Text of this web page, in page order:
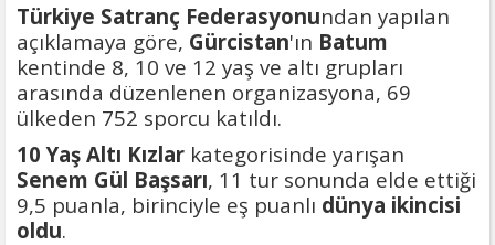
Türkiye Satranç Federasyonundan yapılan
açıklamaya göre, Gürcistan'ın Batum
kentinde 8, 10 ve 12 yaş ve altı grupları
arasında düzenlenen organizasyona, 69
ülkeden 752 sporcu katıldı.
10 Yaş Altı Kızlar kategorisinde yarışan
Senem Gül Başsarı, 11 tur sonunda elde ettiği
9,5 puanla, birinciyle eş puanlı dünya ikincisi
oldu.